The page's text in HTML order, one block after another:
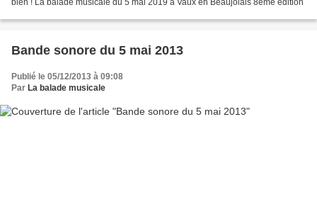
bien ! La balade musicale du 5 mai 2019 à Vaux en Beaujolais 8éme édition
Bande sonore du 5 mai 2013
Publié le 05/12/2013 à 09:08
Par La balade musicale